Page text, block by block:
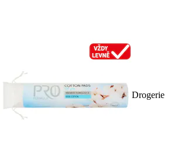
Drogerie